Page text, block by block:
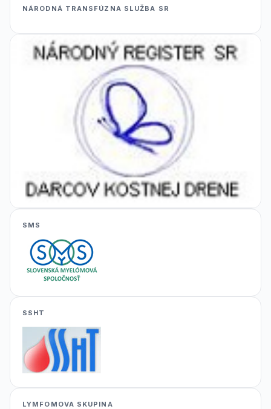
NÁRODNÁ TRANSFÚZNA SLUŽBA SR
SMS
SSHT
LYMFOMOVA SKUPINA